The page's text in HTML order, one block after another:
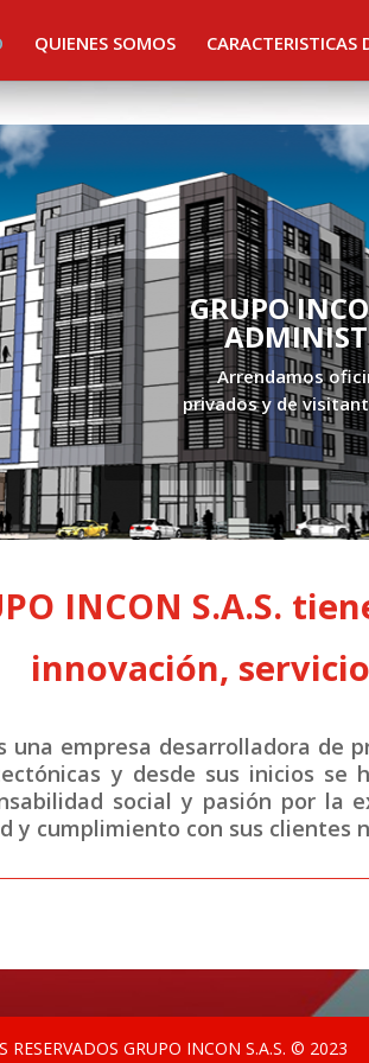
QUIENES SOMOS CARACTERISTICAS
GRUPO
Arrendamos
privados y de
INCON S.A.S.
innovación,
una empresa desarrolladora de
y desde sus inicios se
social y pasión por la
y cumplimiento con sus clientes
RESERVADOS GRUPO INCON S.A.S. © 2023